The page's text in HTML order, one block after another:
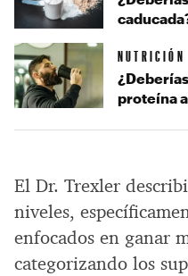
El Dr. Trexler
niveles,
enfocados en ganar
categorizando los
NUTRICIÓN
proteína